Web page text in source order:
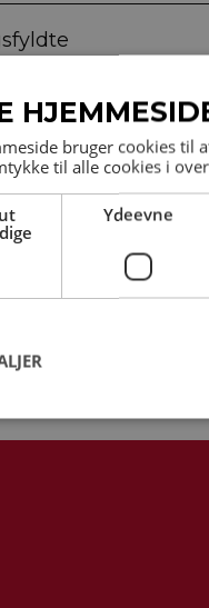
der er ved at finde
bruger cookies til
til alle cookies i
Ydeevne